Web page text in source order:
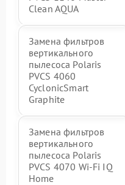
Clean AQUA
Замена фильтров
вертикального
пылесоса Polaris
PVCS 4060
CyclonicSmart
Graphite
Замена фильтров
вертикального
пылесоса Polaris
PVCS 4070 Wi-Fi IQ
Home